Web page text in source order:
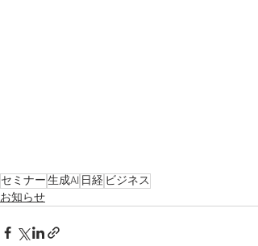
セミナー生成AI 日経 ビジネス
お知らせ